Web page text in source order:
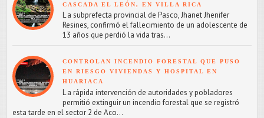
CASCADA EL LEÓN, EN VILLA RICA
L a subprefecta provincial de Pasco, Jhanet Jhenifer
Resines, confirmó el fallecimiento de un adolescente de
13 años que perdió la vida tras...
CONTROLAN INCENDIO FORESTAL QUE PUSO
EN RIESGO VIVIENDAS Y HOSPITAL EN
HUARIACA
L a rápida intervención de autoridades y pobladores
permitió extinguir un incendio forestal que se registró
esta tarde en el sector 2 de Aco...